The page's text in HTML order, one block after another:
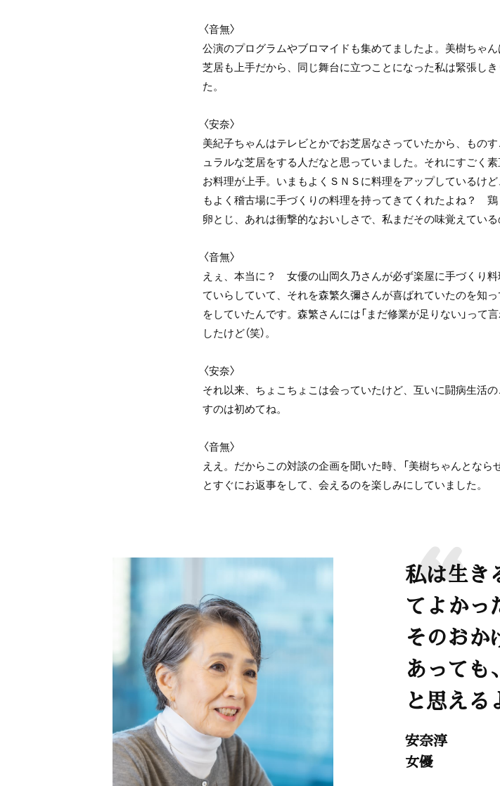
〈音無〉
公演のプログラムやブロマイドも集めてましたよ。美樹ちゃ
芝居も上手だから、同じ舞台に立つことになった私は緊張しき
た。
〈安奈〉
美紀子ちゃんはテレビとかでお芝居なさっていたから、もの
ュラルな芝居をする人だなと思っていました。それにすごく素
お料理が上手。いまもよくＳＮＳに料理をアップしているけ
もよく稽古場に手づくりの料理を持ってきてくれたよね？
卵とじ、あれは衝撃的なおいしさで、私まだその味覚えている
〈音無〉
えぇ、本当に？ 女優の山岡久乃さんが必ず楽屋に手づくり料
ていらしていて、それを森繁久彌さんが喜ばれていたのを知
をしていたんです。森繁さんには「まだ修業が足りない」って
したけど（笑）。
〈安奈〉
それ以来、ちょこちょこは会っていたけど、互いに闘病生活
すのは初めてね。
〈音無〉
ええ。だからこの対談の企画を聞いた時、「美樹ちゃんとなら
とすぐにお返事をして、会えるのを楽しみにしていました。
私は生き
てよかっ
そのおか
あっても
と思える
安奈淳
女優